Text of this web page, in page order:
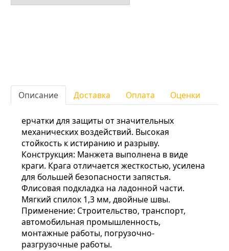
Описание Доставка Оплата Оценки
ерчатки для защиты от значительных
механических воздействий. Высокая
стойкость к истиранию и разрыву.
Конструкция: Манжета выполнена в виде
краги. Крага отличается жесткостью, усилена
для большей безопасности запястья.
Флисовая подкладка на ладонной части.
Мягкий спилок 1,3 мм, двойные швы.
Применение: Строительство, транспорт,
автомобильная промышленность,
монтажные работы, погрузочно-
разгрузочные работы.